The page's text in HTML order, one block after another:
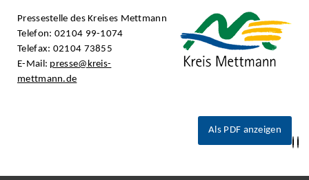
Pressestelle des Kreises Mettmann
Telefon: 02104 99-1074
Telefax: 02104 73855
E-Mail: presse@kreis-
mettmann.de
Als PDF anzeigen